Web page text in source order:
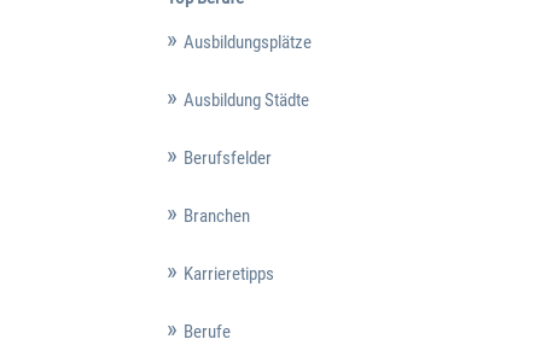
Ausbildungsplätze
Ausbildung Städte
Berufsfelder
Branchen
Karrieretipps
Berufe